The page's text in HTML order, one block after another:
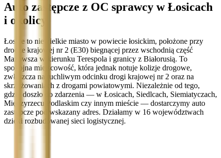
Auto zastępcze z OC sprawcy w Łosicach
i okolicy
Łosice to niewielkie miasto w powiecie łosickim, położone przy
drodze krajowej nr 2 (E30) biegnącej przez wschodnią część
Mazowsza w kierunku Terespola i granicy z Białorusią. To
spokojna miejscowość, która jednak notuje kolizje drogowe,
zwłaszcza na ruchliwym odcinku drogi krajowej nr 2 oraz na
skrzyżowaniach z drogami powiatowymi. Niezależnie od tego,
gdzie doszło do zdarzenia — w Łosicach, Siedlcach, Siemiatyczach,
Międzyrzecu Podlaskim czy innym mieście — dostarczymy auto
zastępcze pod wskazany adres. Działamy w 16 województwach
dzięki rozbudowanej sieci logistycznej.